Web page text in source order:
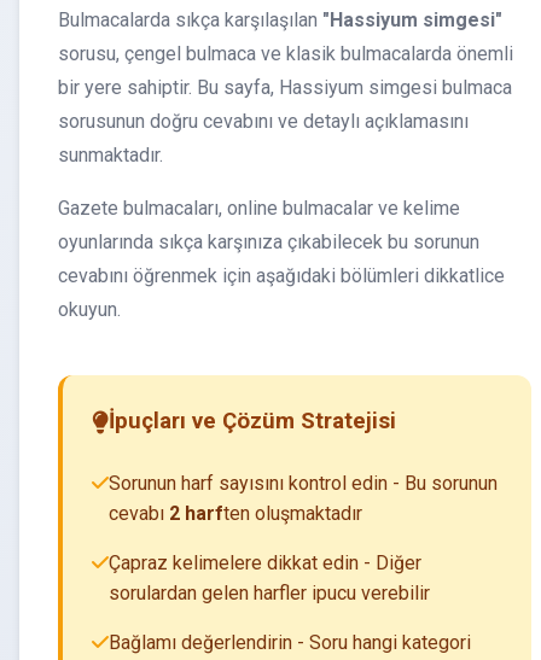
Bulmacalarda sıkça karşılaşılan "Hassiyum simgesi"
sorusu, çengel bulmaca ve klasik bulmacalarda önemli
bir yere sahiptir. Bu sayfa, Hassiyum simgesi bulmaca
sorusunun doğru cevabını ve detaylı açıklamasını
sunmaktadır.
Gazete bulmacaları, online bulmacalar ve kelime
oyunlarında sıkça karşınıza çıkabilecek bu sorunun
cevabını öğrenmek için aşağıdaki bölümleri dikkatlice
okuyun.
İpuçları ve Çözüm Stratejisi
Sorunun harf sayısını kontrol edin - Bu sorunun
cevabı 2 harften oluşmaktadır
Çapraz kelimelere dikkat edin - Diğer
sorulardan gelen harfler ipucu verebilir
Bağlamı değerlendirin - Soru hangi kategori